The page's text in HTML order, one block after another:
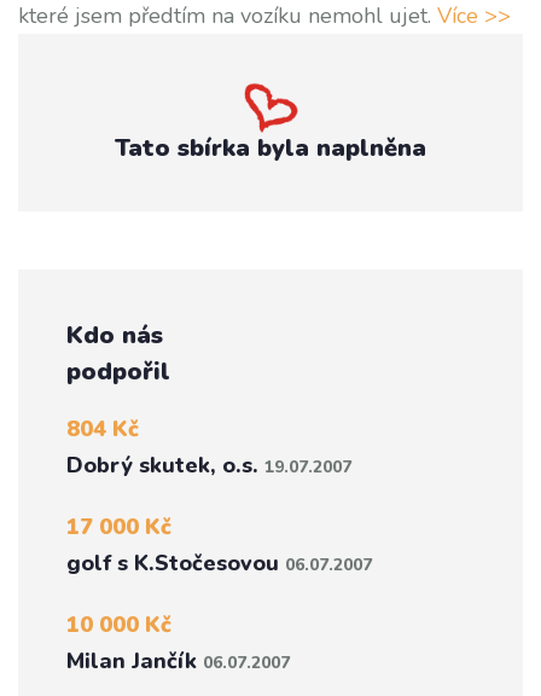
které jsem předtím na vozíku nemohl ujet. Více >>
Tato sbírka byla naplněna
Kdo nás
podpořil
804 Kč
Dobrý skutek, o.s. 19.07.2007
17 000 Kč
golf s K.Stočesovou 06.07.2007
10 000 Kč
Milan Jančík 06.07.2007